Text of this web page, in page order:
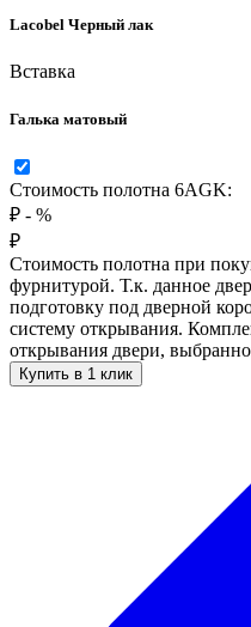
Lacobel Черный лак
Вставка
Галька матовый
Стоимость полотна 6AGK:
₽ - %
₽
Стоимость полотна при
фурнитурой. Т.к. данное
подготовку под дверной
систему открывания.
открывания двери,
Купить в 1 клик